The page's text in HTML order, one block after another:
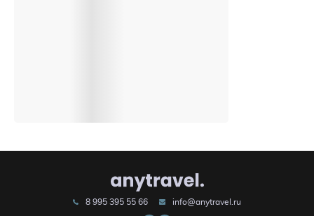
8 995 395 55 66 info@anytravel.ru